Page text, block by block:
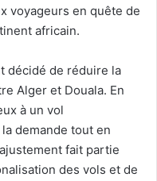
voyageurs en quête de
africain.
décidé de réduire la
Alger et Douala. En
à un vol
demande tout en
fait partie
des vols et de